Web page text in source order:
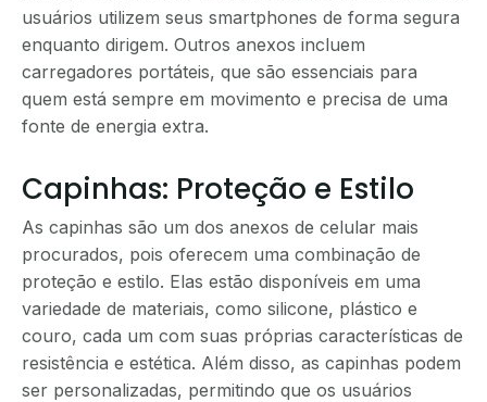
usuários utilizem seus smartphones de forma segura
enquanto dirigem. Outros anexos incluem
carregadores portáteis, que são essenciais para
quem está sempre em movimento e precisa de uma
fonte de energia extra.
Capinhas: Proteção e Estilo
As capinhas são um dos anexos de celular mais
procurados, pois oferecem uma combinação de
proteção e estilo. Elas estão disponíveis em uma
variedade de materiais, como silicone, plástico e
couro, cada um com suas próprias características de
resistência e estética. Além disso, as capinhas podem
ser personalizadas, permitindo que os usuários